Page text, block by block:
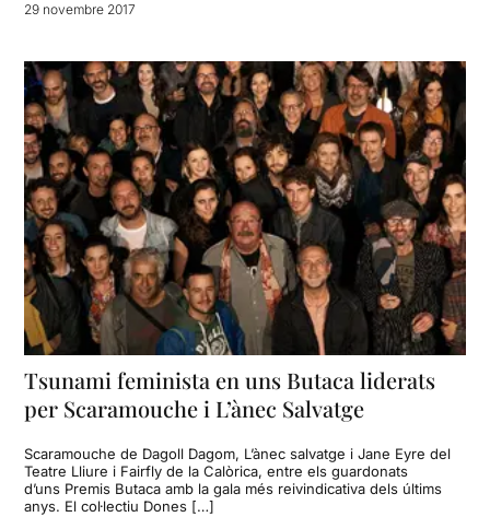
29 novembre 2017
Tsunami feminista en uns Butaca liderats
per Scaramouche i L’ànec Salvatge
Scaramouche de Dagoll Dagom, L’ànec salvatge i Jane Eyre del
Teatre Lliure i Fairfly de la Calòrica, entre els guardonats
d’uns Premis Butaca amb la gala més reivindicativa dels últims
anys. El col·lectiu Dones […]